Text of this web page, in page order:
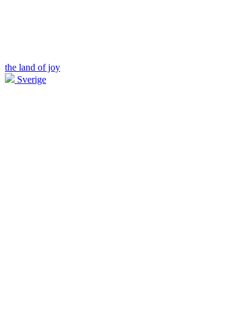
the land of joy
Sverige